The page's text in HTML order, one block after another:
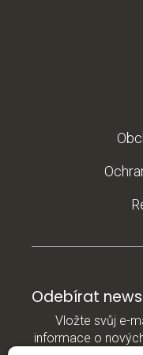
Odebírat
Vložte svůj e-
informace o